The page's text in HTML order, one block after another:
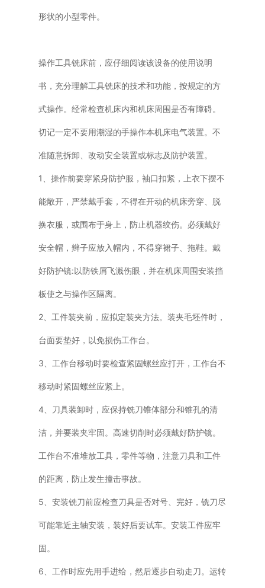
形状的小型零件。
操作工具铣床前，应仔细阅读该设备的使用说明
书，充分理解工具铣床的技术和功能，按规定的方
式操作。经常检查机床内和机床周围是否有障碍。
切记一定不要用潮湿的手操作本机床电气装置。不
准随意拆卸、改动安全装置或标志及防护装置。
1、操作前要穿紧身防护服，袖口扣紧，上衣下摆不
能敞开，严禁戴手套，不得在开动的机床旁穿、脱
换衣服，或围布于身上，防止机器绞伤。必须戴好
安全帽，辫子应放入帽内，不得穿裙子、拖鞋。戴
好防护镜:以防铁屑飞溅伤眼，并在机床周围安装挡
板使之与操作区隔离。
2、工件装夹前，应拟定装夹方法。装夹毛坯件时，
台面要垫好，以免损伤工作台。
3、工作台移动时要检查紧固螺丝应打开，工作台不
移动时紧固螺丝应紧上。
4、刀具装卸时，应保持铣刀锥体部分和锥孔的清
洁，并要装夹牢固。高速切削时必须戴好防护镜。
工作台不准堆放工具，零件等物，注意刀具和工件
的距离，防止发生撞击事故。
5、安装铣刀前应检查刀具是否对号、完好，铣刀尽
可能靠近主轴安装，装好后要试车。安装工件应牢
固。
6、工作时应先用手进给，然后逐步自动走刀。运转